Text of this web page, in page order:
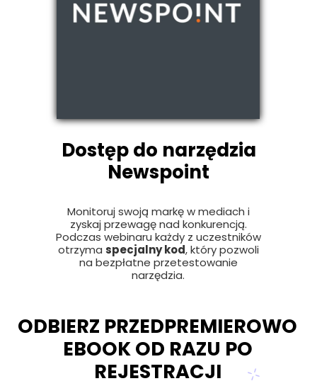
Dostęp do narzędzia
Newspoint
Monitoruj swoją markę w mediach i
zyskaj przewagę nad konkurencją.
Podczas webinaru każdy z uczestników
otrzyma specjalny kod, który pozwoli
na bezpłatne przetestowanie
narzędzia.
ODBIERZ PRZEDPREMIEROWO
EBOOK OD RAZU PO
REJESTRACJI